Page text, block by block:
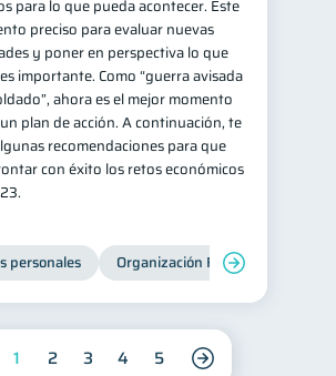
para lo que pueda acontecer. Este
preciso para evaluar nuevas
y poner en perspectiva lo que
importante. Como “guerra avisada
ahora es el mejor momento
plan de acción. A continuación, te
recomendaciones para que
con éxito los retos económicos
personales Organización Financiera
1 2 3 4 5